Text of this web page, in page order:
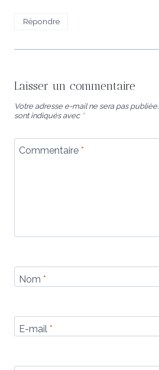
Répondre
Laisser un commentaire
Votre adresse e-mail ne sera pas publiée.
sont indiqués avec *
Commentaire *
Nom *
E-mail *